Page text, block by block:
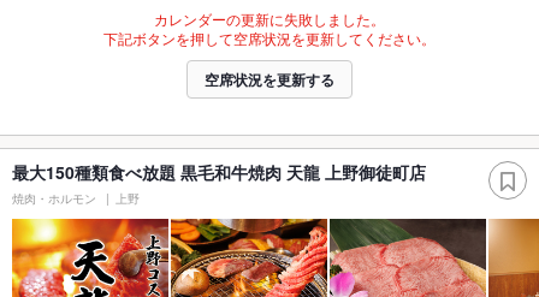
カレンダーの更新に失敗しました。
下記ボタンを押して空席状況を更新してください。
空席状況を更新する
最大150種類食べ放題 黒毛和牛焼肉 天龍 上野御徒町店
焼肉・ホルモン 上野